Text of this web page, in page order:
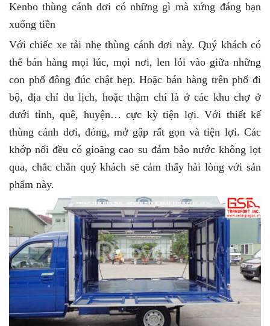
Kenbo thùng cánh dơi có những gì mà xứng đáng bạn
xuống tiền
Với chiếc xe tải nhẹ thùng cánh dơi này. Quý khách có
thể bán hàng mọi lúc, mọi nơi, len lỏi vào giữa những
con phố đông đúc chật hẹp. Hoặc bán hàng trên phố đi
bộ, địa chỉ du lịch, hoặc thậm chí là ở các khu chợ ở
dưới tỉnh, quê, huyện… cực kỳ tiện lợi. Với thiết kế
thùng cánh dơi, đóng, mở gập rất gọn và tiện lợi. Các
khớp nối đều có gioăng cao su đảm bảo nước không lọt
qua, chắc chắn quý khách sẽ cảm thấy hài lòng với sản
phẩm này.